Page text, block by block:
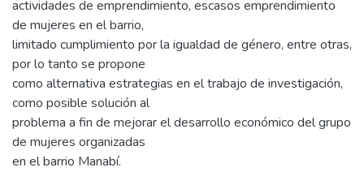
actividades de emprendimiento, escasos emprendimiento
de mujeres en el barrio,
limitado cumplimiento por la igualdad de género, entre otras,
por lo tanto se propone
como alternativa estrategias en el trabajo de investigación,
como posible solución al
problema a fin de mejorar el desarrollo económico del grupo
de mujeres organizadas
en el barrio Manabí.